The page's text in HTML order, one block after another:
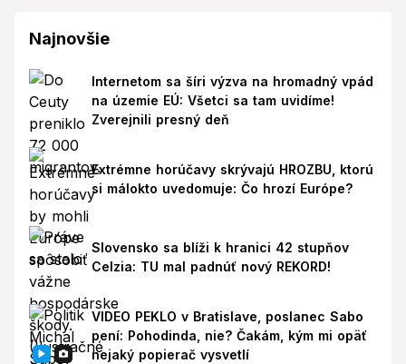
Najnovšie
Internetom sa šíri výzva na hromadný vpád
na územie EÚ: Všetci sa tam uvidíme!
Zverejnili presný deň
Extrémne horúčavy skrývajú HROZBU, ktorú
si málokto uvedomuje: Čo hrozí Európe?
Slovensko sa blíži k hranici 42 stupňov
Celzia: TU mal padnúť nový REKORD!
VIDEO PEKLO v Bratislave, poslanec Sabo
pení: Pohodinda, nie? Čakám, kým mi opäť
nejaký popierač vysvetlí